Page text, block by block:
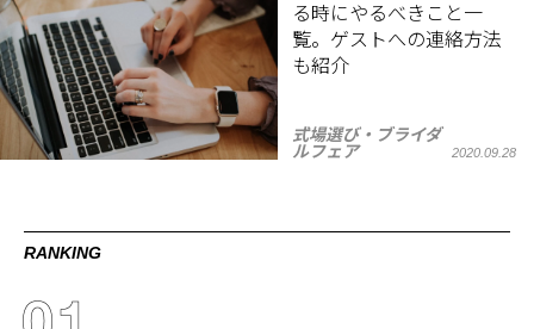
る時にやるべきこと一
覧。ゲストへの連絡方法
も紹介
式場選び・ブライダ
ルフェア
2020.09.28
RANKING